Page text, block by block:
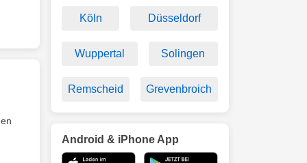
Köln Düsseldorf
Wuppertal Solingen
Remscheid Grevenbroich
Android & iPhone App